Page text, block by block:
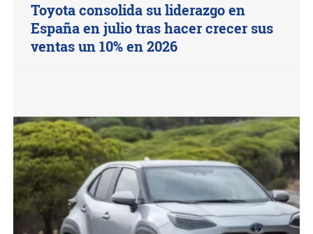
Toyota consolida su liderazgo en
España en julio tras hacer crecer sus
ventas un 10% en 2026